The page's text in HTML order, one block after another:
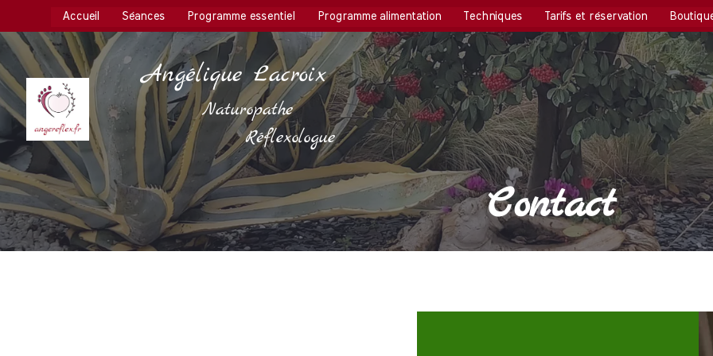
Accueil Séances Programme essentiel Programme alimentation Techniques Tarifs et réservation
Angélique Lacroix
Naturopathe
Réflexologue
Contact